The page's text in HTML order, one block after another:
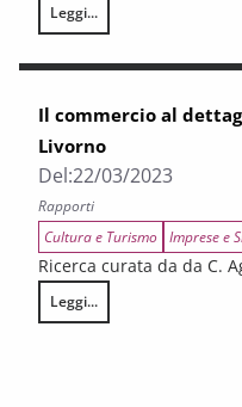
Leggi...
L’AREA LIVORNESE
Il commercio al
Livorno
Del:22/03/2023
Rapporti
Cultura e Turismo Imprese e
Ricerca curata da da C.
Leggi...
Il commercio al dettaglio e